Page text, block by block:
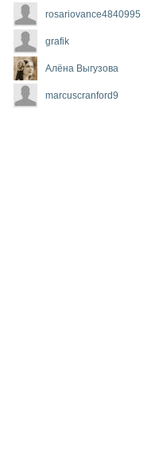
rosariovance4840995
grafik
Алёна Выгузова
marcuscranford9